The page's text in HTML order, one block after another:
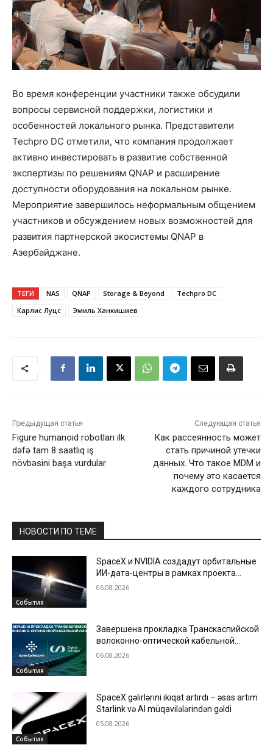
Во время конференции участники также обсудили
вопросы сервисной поддержки, логистики и
особенностей локального рынка. Представители
Techpro DC отметили, что компания продолжает
активно инвестировать в развитие собственной
экспертизы по решениям QNAP и расширение
доступности оборудования на локальном рынке.
Мероприятие завершилось неформальным общением
участников и обсуждением новых возможностей для
развития партнерской экосистемы QNAP в
Азербайджане.
ТЕГИ NAS QNAP Storage & Beyond
Techpro DC
Карлис Луцс
Эмиль Ханкишиев
Предыдущая статья
Figure humanoid robotları ilk
dəfə tam 8 saatlıq iş
növbəsini başa vurdular
Следующая статья
Как рассеянность может
стать причиной утечки
данных. Что такое MDM и
почему это касается
каждого сотрудника
НОВОСТИ ПО ТЕМЕ
События
SpaceX и NVIDIA создадут орбитальные
ИИ-дата-центры в рамках проекта
Starmind
06.08.2026
События
Завершена прокладка Транскаспийской
волоконно-оптической кабельной
линии по дну Каспийского моря
06.08.2026
События
SpaceX gəlirlərini ikiqat artırdı – əsas artım
Starlink və AI müqavilələrindən gəldi
05.08.2026